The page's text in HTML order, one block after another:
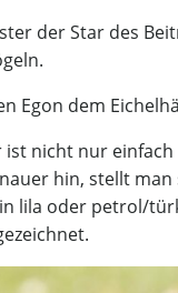
der Star des
Egon dem
ist nicht nur
hin, stellt
lila oder petrol/